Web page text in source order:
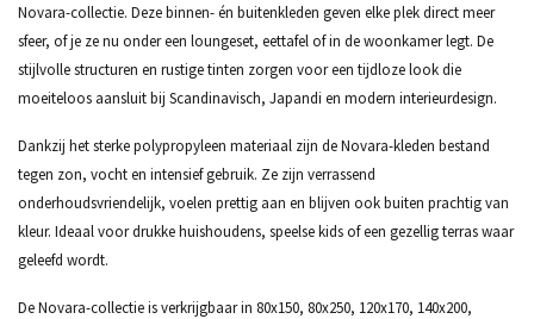
Novara-collectie. Deze binnen- én buitenkleden geven elke plek direct meer
sfeer, of je ze nu onder een loungeset, eettafel of in de woonkamer legt. De
stijlvolle structuren en rustige tinten zorgen voor een tijdloze look die
moeiteloos aansluit bij Scandinavisch, Japandi en modern interieurdesign.
Dankzij het sterke polypropyleen materiaal zijn de Novara-kleden bestand
tegen zon, vocht en intensief gebruik. Ze zijn verrassend
onderhoudsvriendelijk, voelen prettig aan en blijven ook buiten prachtig van
kleur. Ideaal voor drukke huishoudens, speelse kids of een gezellig terras waar
geleefd wordt.
De Novara-collectie is verkrijgbaar in 80x150, 80x250, 120x170, 140x200,